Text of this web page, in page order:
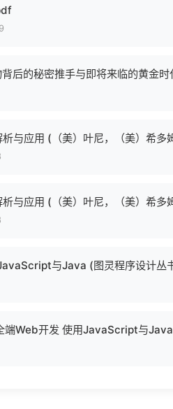
后的秘密推手与即将来临的黄金
析与应用 (（美）叶尼，（美）希
析与应用 (（美）叶尼，（美）希
与Java (图灵程序设计丛